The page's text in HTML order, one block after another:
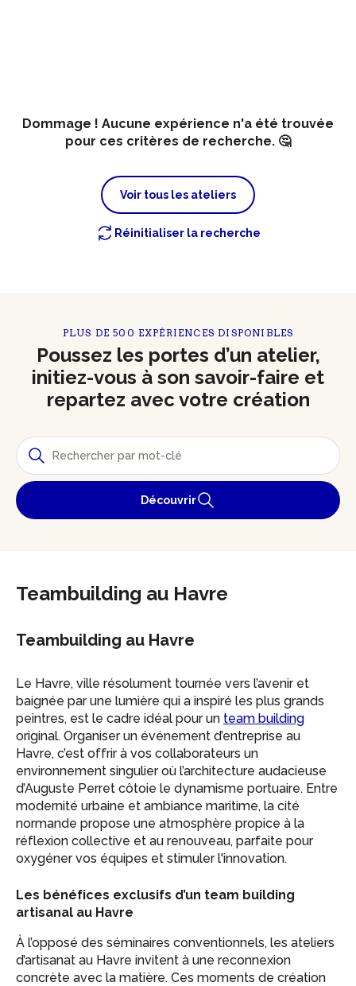
Dommage ! Aucune expérience n'a été trouvée
pour ces critères de recherche. 🤔
Voir tous les ateliers
Réinitialiser la recherche
PLUS DE 500 EXPÉRIENCES DISPONIBLES
Poussez les portes d’un atelier,
initiez-vous à son savoir-faire et
repartez avec votre création
Découvrir
Teambuilding au Havre
Teambuilding au Havre
Le Havre, ville résolument tournée vers l’avenir et
baignée par une lumière qui a inspiré les plus grands
peintres, est le cadre idéal pour un team building
original. Organiser un événement d’entreprise au
Havre, c’est offrir à vos collaborateurs un
environnement singulier où l’architecture audacieuse
d’Auguste Perret côtoie le dynamisme portuaire. Entre
modernité urbaine et ambiance maritime, la cité
normande propose une atmosphère propice à la
réflexion collective et au renouveau, parfaite pour
oxygéner vos équipes et stimuler l'innovation.
Les bénéfices exclusifs d’un team building
artisanal au Havre
À l’opposé des séminaires conventionnels, les ateliers
d’artisanat au Havre invitent à une reconnexion
concrète avec la matière. Ces moments de création